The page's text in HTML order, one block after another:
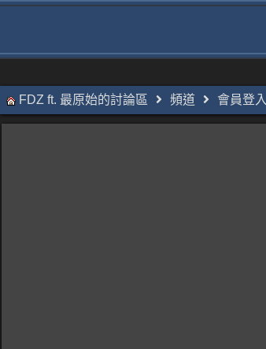
FDZ ft. 最原始的討論區 頻道 會員登入